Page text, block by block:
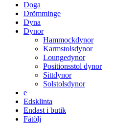
Doga
Drömminge
Dyna
Dynor
Hammockdynor
Karmstolsdynor
Loungedynor
Positionsstol dynor
Sittdynor
Solstolsdynor
e
Edsklinta
Endast i butik
Fåtölj